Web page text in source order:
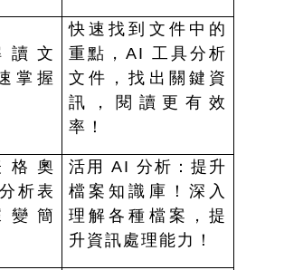
讀文
掌握
快速找到文件中的
重點，AI 工具分析
文件，找出關鍵資
訊，閱讀更有效
率！
格奧
析表
變簡
活用 AI 分析：提升
檔案知識庫！深入
理解各種檔案，提
升資訊處理能力！